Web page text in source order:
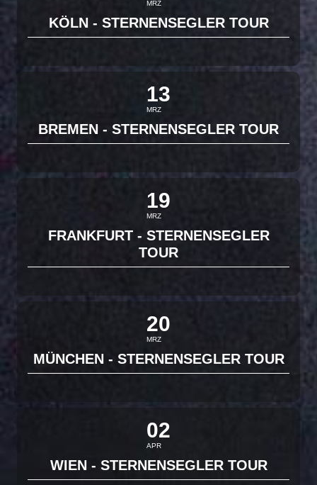
MRZ
KÖLN - STERNENSEGLER TOUR
13
MRZ
BREMEN - STERNENSEGLER TOUR
19
MRZ
FRANKFURT - STERNENSEGLER
TOUR
20
MRZ
MÜNCHEN - STERNENSEGLER TOUR
02
APR
WIEN - STERNENSEGLER TOUR